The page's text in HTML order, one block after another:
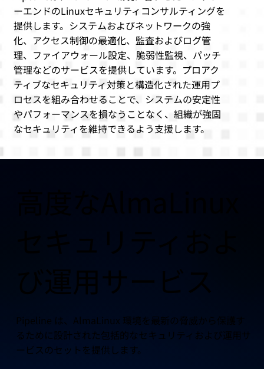
ーエンドのLinuxセキュリティコンサルティングを
提供します。システムおよびネットワークの強
化、アクセス制御の最適化、監査およびログ管
理、ファイアウォール設定、脆弱性監視、パッチ
管理などのサービスを提供しています。プロアク
ティブなセキュリティ対策と構造化された運用プ
ロセスを組み合わせることで、システムの安定性
やパフォーマンスを損なうことなく、組織が強固
なセキュリティを維持できるよう支援します。
び運用サービス
Pipeline は、AlmaLinux 環境を最新の脅威から保護す
るために設計された包括的なセキュリティおよび運用サ
ービスのセットを提供します。